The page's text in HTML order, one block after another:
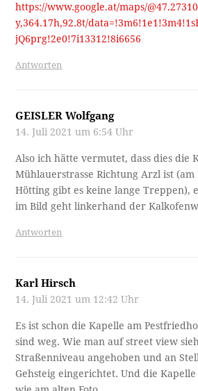
https://www.google.at/maps/
y,364.17h,92.8t/
jQ6prg!2e0!7i13312!8i6656
Antworten
GEISLER Wolfgang
14. Juli 2021 um 6:54 Uhr
Also ich hätte vermutet, dass dies die
Mühlauerstrasse Richtung Arzl ist (am
Hötting gibt es keine lange Treppen),
im Bild geht linkerhand der
Antworten
Karl Hirsch
14. Juli 2021 um 12:42 Uhr
Es ist schon die Kapelle am
sind weg. Wie man auf street view
Straßenniveau angehoben und an
Gehsteig eingerichtet. Und die Kapelle